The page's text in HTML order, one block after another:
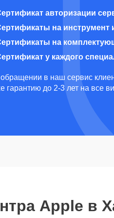
авторизации
на инструмент
на
у каждого
в наш сервис
гарантию до 2-3 лет на все
Apple в